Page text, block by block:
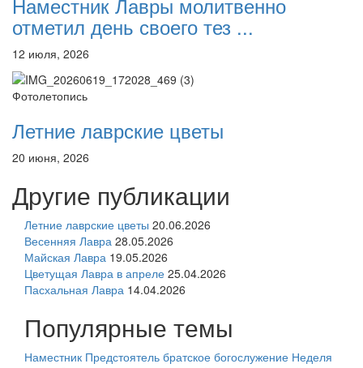
отметил день своего тез ...
12 июля, 2026
Фотолетопись
Летние лаврские цветы
20 июня, 2026
Другие публикации
Летние лаврские цветы 20.06.2026
Весенняя Лавра 28.05.2026
Майская Лавра 19.05.2026
Цветущая Лавра в апреле 25.04.2026
Пасхальная Лавра 14.04.2026
Популярные темы
Наместник Предстоятель братское богослужение Неделя